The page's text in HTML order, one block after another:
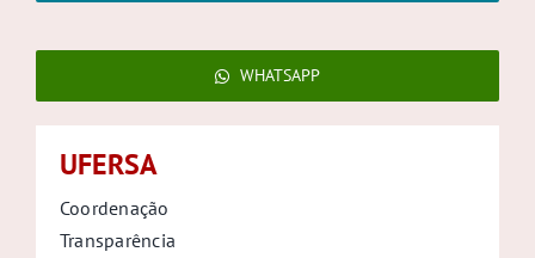
WHATSAPP
UFERSA
Coordenação
Transparência